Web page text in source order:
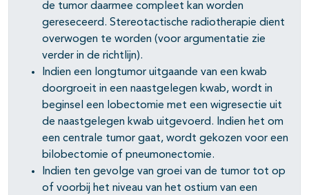
open- en dichtklappen
open- en dichtklappen
de tumor daarmee compleet kan worden
gereseceerd. Stereotactische radiotherapie dient
overwogen te worden (voor argumentatie zie
verder in de richtlijn).
Indien een longtumor uitgaande van een kwab
doorgroeit in een naastgelegen kwab, wordt in
beginsel een lobectomie met een wigresectie uit
de naastgelegen kwab uitgevoerd. Indien het om
een centrale tumor gaat, wordt gekozen voor een
bilobectomie of pneumonectomie.
Indien ten gevolge van groei van de tumor tot op
of voorbij het niveau van het ostium van een